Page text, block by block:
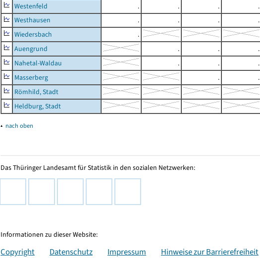
Westenfeld
. . . .
Westhausen
. . . .
Wiedersbach
.
Auengrund
. . .
Nahetal-Waldau
. . .
Masserberg
. .
Römhild, Stadt
Heldburg, Stadt
▴ nach oben
Das Thüringer Landesamt für Statistik in den sozialen Netzwerken:
Informationen zu dieser Website:
Copyright Datenschutz Impressum Hinweise zur Barrierefreiheit